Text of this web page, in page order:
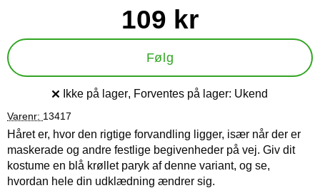
Køb dette produkt Blå Krøllet Paryk Siren
pris
109 kr
Følg
Produkttilgængelighed:
Ikke på lager, Forventes på lager: Ukend
Varenr: 13417
Håret er, hvor den rigtige forvandling ligger, især når der er
maskerade og andre festlige begivenheder på vej. Giv dit
kostume en blå krøllet paryk af denne variant, og se,
hvordan hele din udklædning ændrer sig.